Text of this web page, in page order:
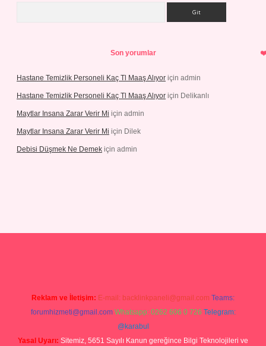
Son yorumlar
Hastane Temizlik Personeli Kaç Tl Maaş Alıyor için admin
Hastane Temizlik Personeli Kaç Tl Maaş Alıyor için Delikanlı
Maytlar Insana Zarar Verir Mi için admin
Maytlar Insana Zarar Verir Mi için Dilek
Debisi Düşmek Ne Demek için admin
Reklam ve İletişim: E-mail: backlinkpaneli@gmail.com Teams:
forumhizmeti@gmail.com Whatsapp: 0262 606 0 726 Telegram:
@karabul
Yasal Uyarı: Sitemiz, 5651 Sayılı Kanun gereğince Bilgi Teknolojileri ve